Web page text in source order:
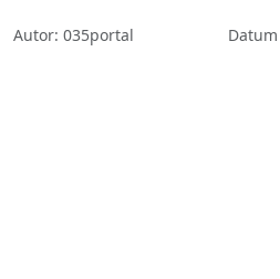
Autor: 035portal